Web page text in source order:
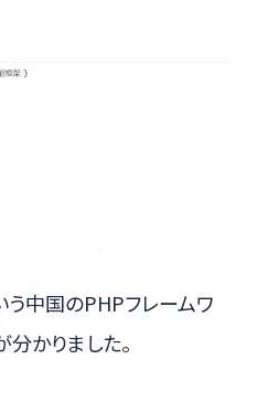
中国のPHPフレームワ
かりました。